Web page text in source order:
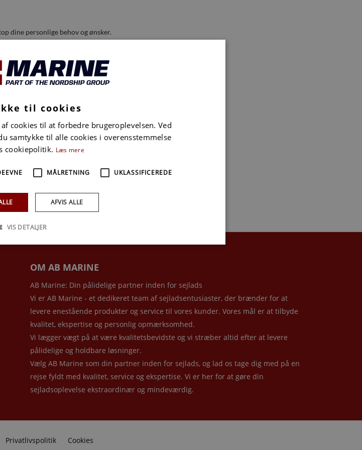
dine personlige behov og ønsker.
format. (Dataportabilitet)
OM AB MARINE
AB Marine: Din pålidelige partner inden for sejlads
Vi er AB Marine - et dedikeret team af sejladsentusiaster, der brænder for at
levere enestående produkter og service til vores kunder. Vores mål er at tilbyde
kvalitet, ekspertise og personlig opmærksomhed.
Vi lægger vægt på at være kvalitetsbevidste og vi stræber altid efter at levere
pålidelige og holdbare løsninger.
Vælg AB Marine som din partner inden for sejlads, og lad os tage dig med på en
rejse fyldt med kvalitet, service og ekspertise. Vi er her for at gøre din
sejladsoplevelse ekstraordinær og mindeværdig.
Privatlivspolitik Cookies
til cookies
cookies til at forbedre brugeroplevelsen. Ved
samtykke til alle cookies i overensstemmelse
cookiepolitik. Læs mere
MÅLRETNING UKLASSIFICEREDE
AFVIS ALLE
VIS DETALJER